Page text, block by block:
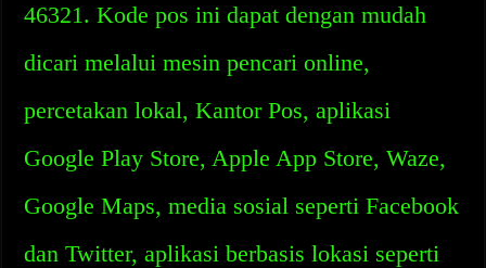
46321. Kode pos ini dapat dengan mudah
dicari melalui mesin pencari online,
percetakan lokal, Kantor Pos, aplikasi
Google Play Store, Apple App Store, Waze,
Google Maps, media sosial seperti Facebook
dan Twitter, aplikasi berbasis lokasi seperti